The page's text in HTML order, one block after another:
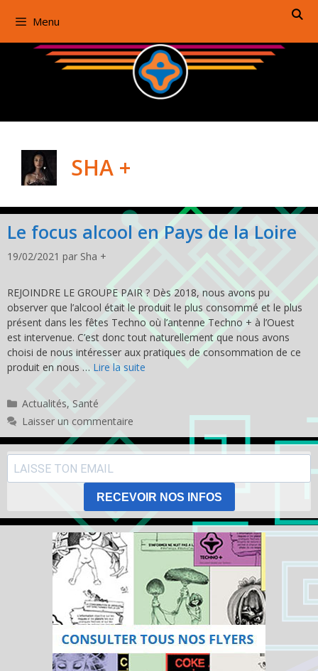
Menu
SHA +
Le focus alcool en Pays de la Loire
19/02/2021 par Sha +
REJOINDRE LE GROUPE PAIR ? Dès 2018, nous avons pu
observer que l’alcool était le produit le plus consommé et le plus
présent dans les fêtes Techno où l’antenne Techno + à l’Ouest
est intervenue. C’est donc tout naturellement que nous avons
choisi de nous intéresser aux pratiques de consommation de ce
produit en nous … Lire la suite
Catégories
Actualités,Santé
Laisser un commentaire
RECEVOIR NOS INFOS